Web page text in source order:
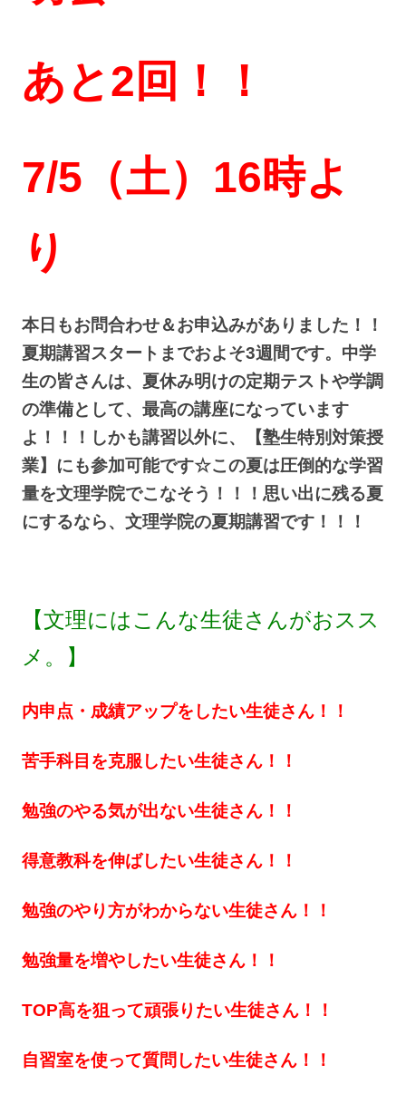
あと2回！！
7/5（土）16時よ
り
本日もお問合わせ＆お申込みがありました！！
夏期講習スタートまでおよそ3週間です。中学
生の皆さんは、夏休み明けの定期テストや学調
の準備として、最高の講座になっています
よ！！！しかも講習以外に、【塾生特別対策授
業】にも参加可能です☆この夏は圧倒的な学習
量を文理学院でこなそう！！！思い出に残る夏
にするなら、文理学院の夏期講習です！！！
【文理にはこんな生徒さんがおスス
メ。】
内申点・成績アップをしたい生徒さん！！
苦手科目を克服したい生徒さん！！
勉強のやる気が出ない生徒さん！！
得意教科を伸ばしたい生徒さん！！
勉強のやり方がわからない生徒さん！！
勉強量を増やしたい生徒さん！！
TOP高を狙って頑張りたい生徒さん！！
自習室を使って質問したい生徒さん！！